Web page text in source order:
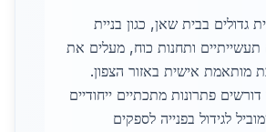
גדולים בבית שאן, כגון בניית
תעשייתיים ותחנות כוח, מעלים את
מותאמת אישית באזור הצפון.
פתרונות מתכתיים ייחודיים
לגידול בפנייה לספקים